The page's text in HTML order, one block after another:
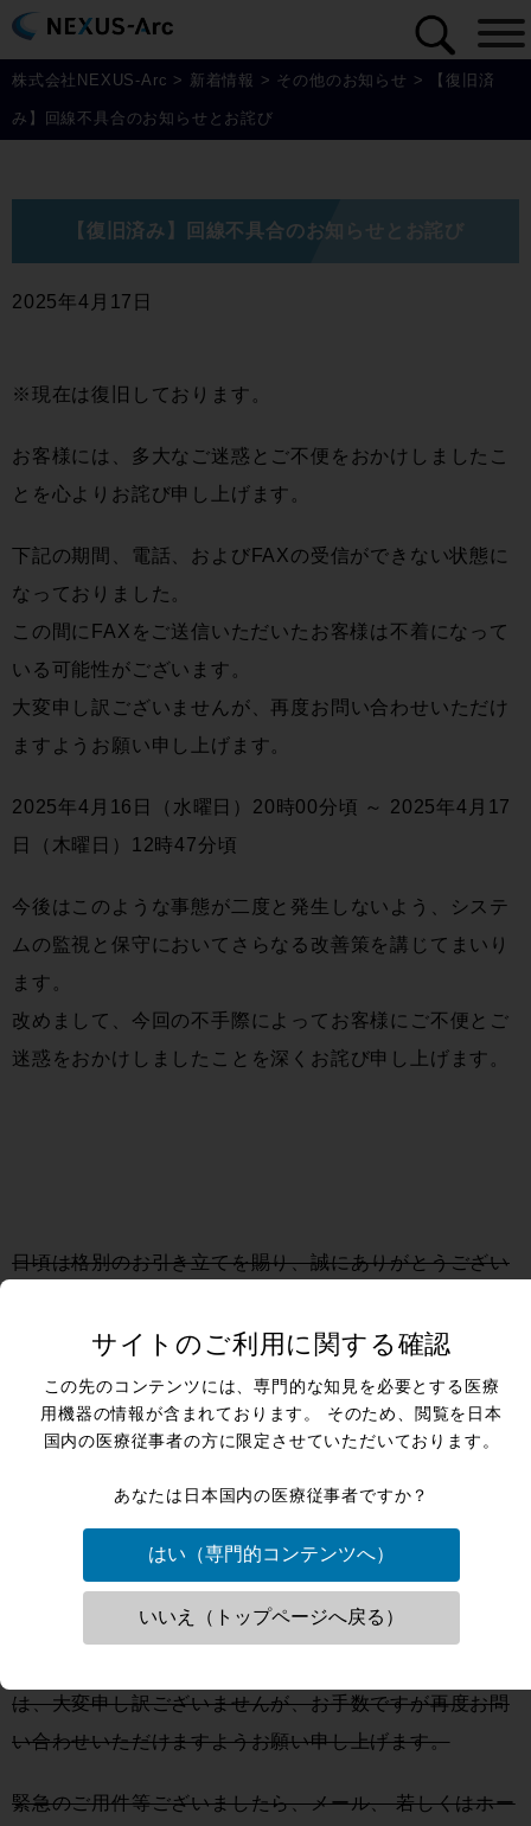
株式会社NEXUS-Arc > 新着情報 > その他のお知らせ > 【復旧済
み】回線不具合のお知らせとお詫び
【復旧済み】回線不具合のお知らせとお詫び
2025年4月17日
※現在は復旧しております。
お客様には、多大なご迷惑とご不便をおかけしましたこ
とを心よりお詫び申し上げます。
下記の期間、電話、およびFAXの受信ができない状態に
なっておりました。
この間にFAXをご送信いただいたお客様は不着になって
いる可能性がございます。
大変申し訳ございませんが、再度お問い合わせいただけ
ますようお願い申し上げます。
2025年4月16日（水曜日）20時00分頃 ～ 2025年4月17
日（木曜日）12時47分頃
今後はこのような事態が二度と発生しないよう、システ
ムの監視と保守においてさらなる改善策を講じてまいり
ます。
改めまして、今回の不手際によってお客様にご不便とご
迷惑をおかけしましたことを深くお詫び申し上げます。
日頃は格別のお引き立てを賜り、誠にありがとうござい
現在、弊社の回線に不具合が発生しており、FAXがつな
がらない状況となっております。
お客様には多大なるご迷惑をおかけしておりまして、誠
に申し訳ございません。
現在、原因究明および早期復旧に向けて対応しておりま
FAXに関してましては、2025年4月17日20時以降の受信
ができておりません。
は、大変申し訳ございませんが、お手数ですが再度お問
い合わせいただけますようお願い申し上げます。
緊急のご用件等ございましたら、メール、 若しくはホー
サイトのご利用に関する確認
この先のコンテンツには、専門的な知見を必要とする医療
用機器の情報が含まれております。 そのため、閲覧を日本
国内の医療従事者の方に限定させていただいております。
あなたは日本国内の医療従事者ですか？
はい（専門的コンテンツへ）
いいえ（トップページへ戻る）